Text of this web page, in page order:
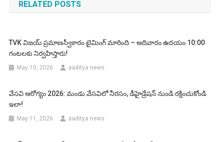
RELATED POSTS
TVK విజయ్ ప్రమాణస్వీకారం టైమింగ్ మారింది – ఆదివారం ఉదయం 10:00
గంటలకు నిర్వహిస్తారు!
May 10, 2026 aaditya news
వేసవి ఆరోగ్యం 2026: మండు వేసవిలో నీరసం, డీహైడ్రేషన్ నుండి రక్షించుకోండి
ఇలా!
May 11, 2026 aaditya news